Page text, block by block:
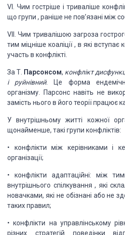
VI. Чим гостріше і триваліше
що групи , раніше не пов’язані між
VII. Чим тривалішою загроза
тим міцніше коаліції , в які
участь в конфлікті.
За Т. Парсонсом, конфлікт
і руйнівний. Це форма
організму. Парсонснавіть не
замість нього в його теорії працює
У внутрішньому житті кожної
щонайменше, такі групи конфліктів:
• конфлікти між керівниками і
організації;
• конфлікти адаптаційні: між
внутрішнього спілкування , які
новачками, які не обізнані або не
таких правил;
• конфлікти на управлінському
різних стратегій поведінки